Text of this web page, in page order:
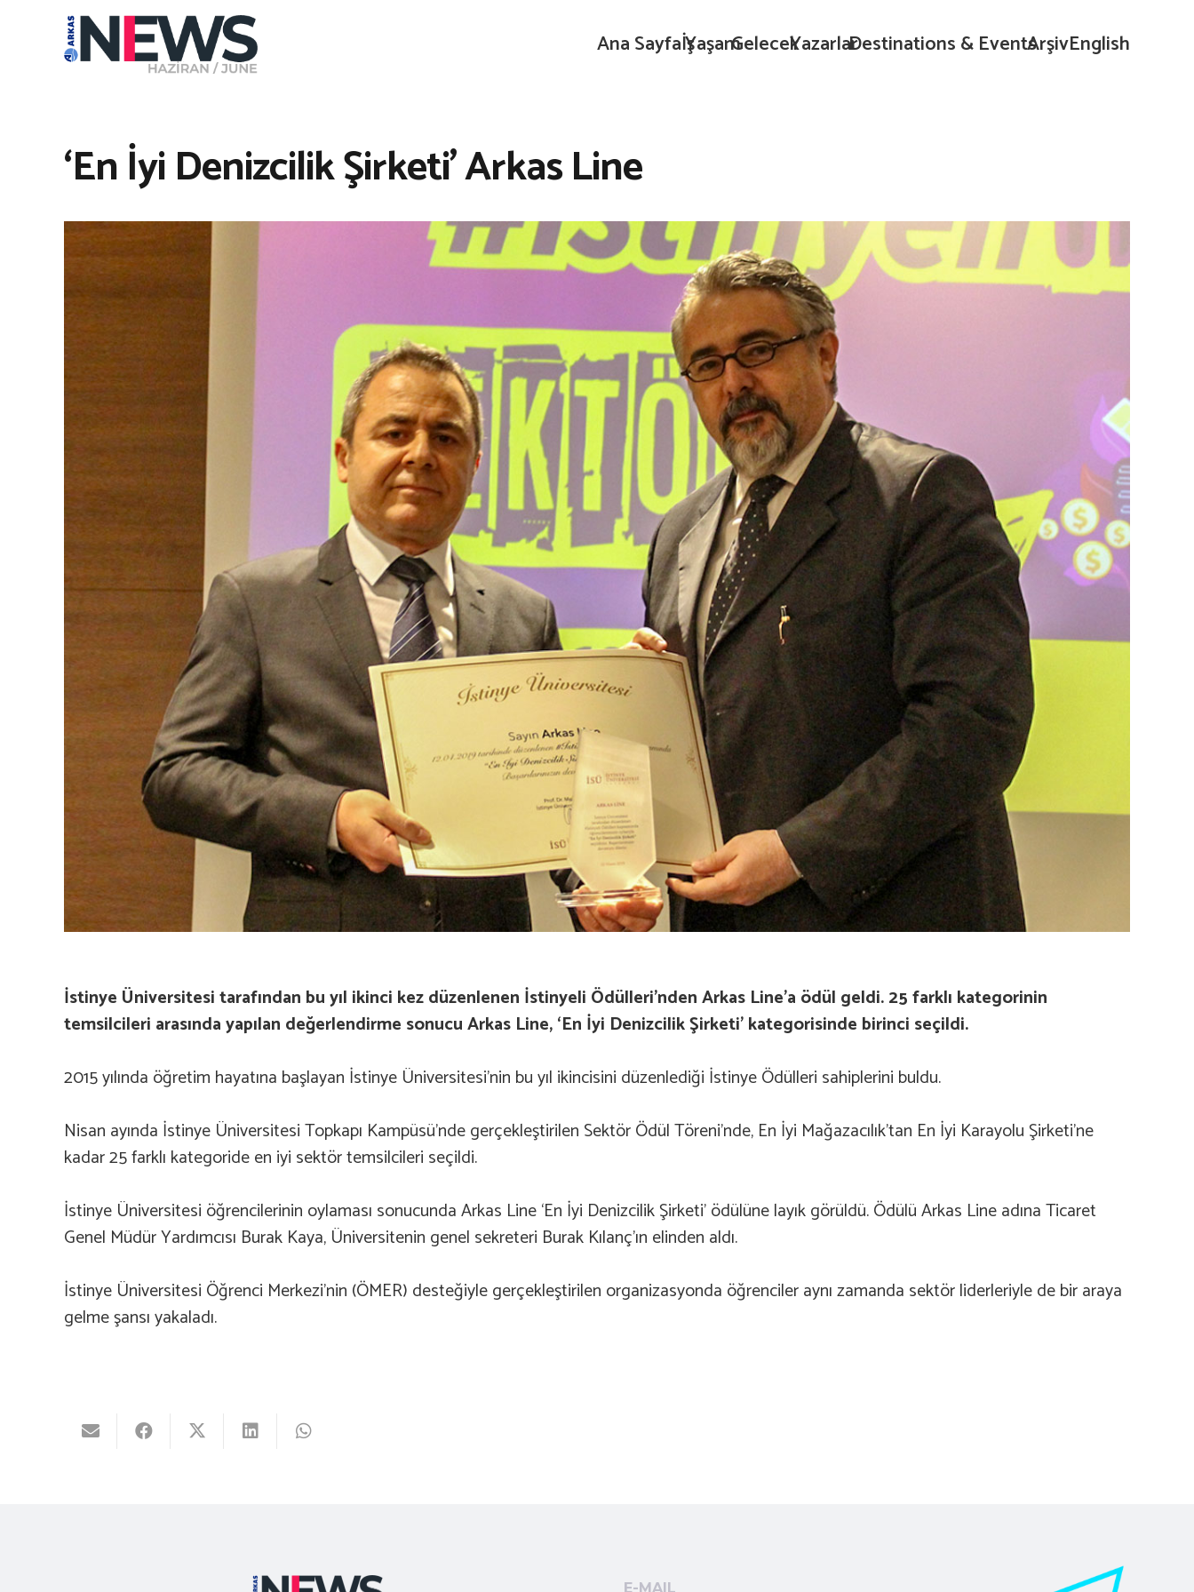
Ana Sayfaİş
YaşamGelecekYazarlarDestinations & EventsArşivEnglish
‘En İyi Denizcilik Şirketi’ Arkas Line
İstinye Üniversitesi tarafından bu yıl ikinci kez düzenlenen İstinyeli Ödülleri’nden Arkas Line’a ödül geldi. 25 farklı kategorinin
temsilcileri arasında yapılan değerlendirme sonucu Arkas Line, ‘En İyi Denizcilik Şirketi’ kategorisinde birinci seçildi.
2015 yılında öğretim hayatına başlayan İstinye Üniversitesi’nin bu yıl ikincisini düzenlediği İstinye Ödülleri sahiplerini buldu.
Nisan ayında İstinye Üniversitesi Topkapı Kampüsü’nde gerçekleştirilen Sektör Ödül Töreni’nde, En İyi Mağazacılık’tan En İyi Karayolu Şirketi’ne
kadar 25 farklı kategoride en iyi sektör temsilcileri seçildi.
İstinye Üniversitesi öğrencilerinin oylaması sonucunda Arkas Line ‘En İyi Denizcilik Şirketi’ ödülüne layık görüldü. Ödülü Arkas Line adına Ticaret
Genel Müdür Yardımcısı Burak Kaya, Üniversitenin genel sekreteri Burak Kılanç’ın elinden aldı.
İstinye Üniversitesi Öğrenci Merkezi’nin (ÖMER) desteğiyle gerçekleştirilen organizasyonda öğrenciler aynı zamanda sektör liderleriyle de bir araya
gelme şansı yakaladı.
E-MAIL